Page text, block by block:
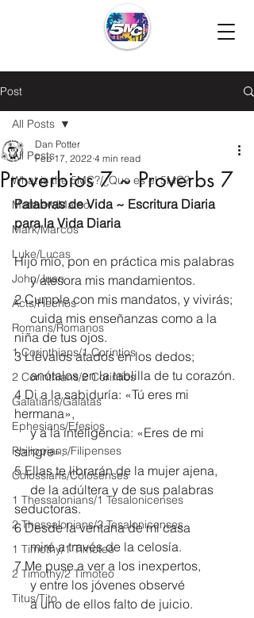
Post
All Posts
What is the 5MC?/¿Que es el 5MC?
Matthew/Mateo
Mark/Marcos
Luke/Lucas
John/Juan
Acts/Hechos
Romans/Romanos
1 Corinthians/1 Corintios
2 Corinthians/2 Corintios
Galatians/Gálatas
Ephesians/Efesios
Philippians/Filipenses
Colossians/Colosenses
1 Thessalonians/1 Tesalonicenses
2 Thessalonians/2 Tesalonicenses
1 Timothy/1 Timoteo
2 Timothy/2 Timoteo
Titus/Tito
All Posts
Proverbios 7 ~ Proverbs 7
Dan Potter
Feb 17, 2022 4 min read
Palabras de Vida ~ Escritura Diaria
para la Vida Diaria
Hijo mío, pon en práctica mis palabras
     y atesora mis mandamientos.
2 Cumple con mis mandatos, y vivirás;
niña de tus ojos.
3 Llévalos atados en los dedos;
     anótalos en la tablilla de tu corazón.
4 Di a la sabiduría: «Tú eres mi
hermana»,
     y a la inteligencia: «Eres de mi
sangre».
5 Ellas te librarán de la mujer ajena,
seductoras.
6 Desde la ventana de mi casa
     miré a través de la celosía.
7 Me puse a ver a los inexpertos,
     y entre los jóvenes observé
     a uno de ellos falto de juicio.